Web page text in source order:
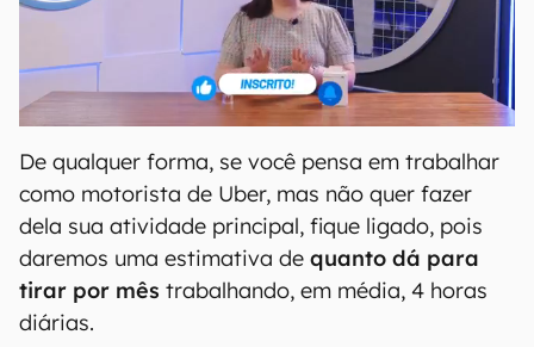
De qualquer forma, se você pensa em trabalhar
como motorista de Uber, mas não quer fazer
dela sua atividade principal, fique ligado, pois
daremos uma estimativa de quanto dá para
tirar por mês trabalhando, em média, 4 horas
diárias.